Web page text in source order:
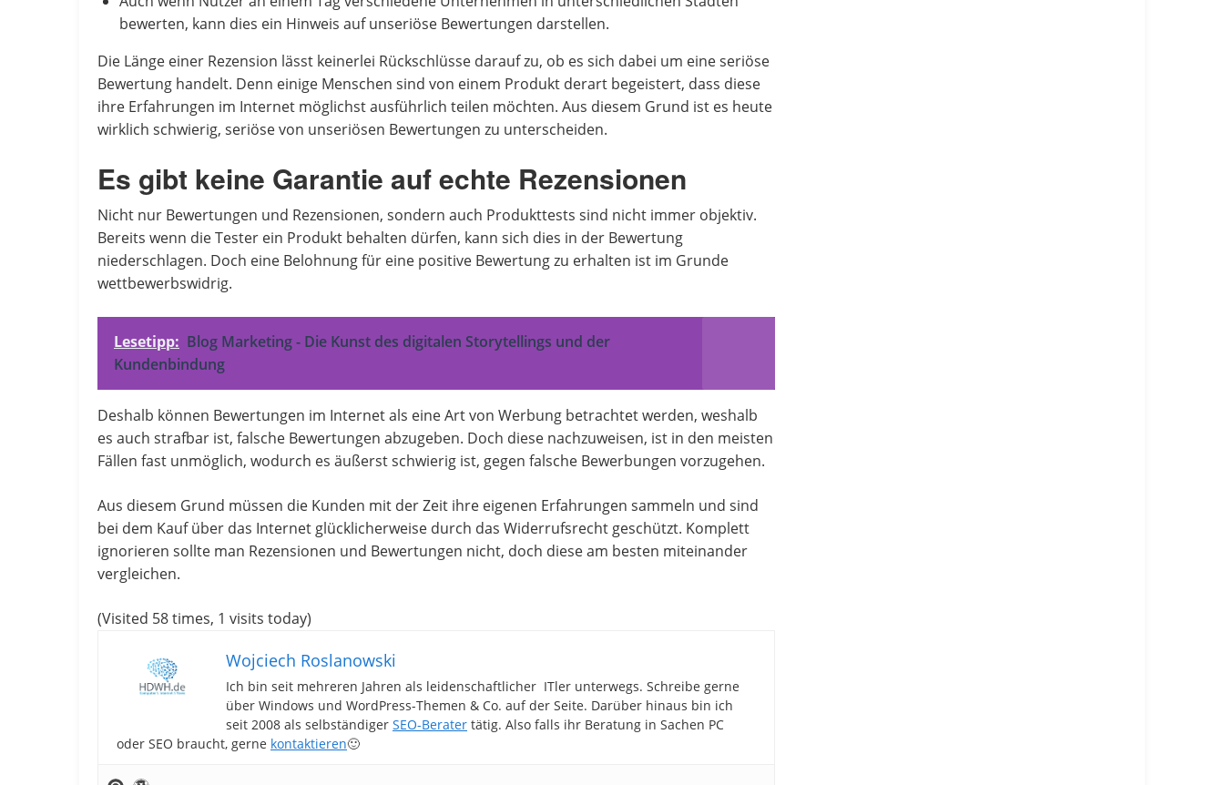
bewerten, kann dies ein Hinweis auf unseriöse Bewertungen darstellen.
Die Länge einer Rezension lässt keinerlei Rückschlüsse darauf zu, ob es sich dabei um eine seriöse
Bewertung handelt. Denn einige Menschen sind von einem Produkt derart begeistert, dass diese
ihre Erfahrungen im Internet möglichst ausführlich teilen möchten. Aus diesem Grund ist es heute
wirklich schwierig, seriöse von unseriösen Bewertungen zu unterscheiden.
Es gibt keine Garantie auf echte Rezensionen
Nicht nur Bewertungen und Rezensionen, sondern auch Produkttests sind nicht immer objektiv.
Bereits wenn die Tester ein Produkt behalten dürfen, kann sich dies in der Bewertung
niederschlagen. Doch eine Belohnung für eine positive Bewertung zu erhalten ist im Grunde
wettbewerbswidrig.
Lesetipp: Blog Marketing - Die Kunst des digitalen Storytellings und der
Kundenbindung
Deshalb können Bewertungen im Internet als eine Art von Werbung betrachtet werden, weshalb
es auch strafbar ist, falsche Bewertungen abzugeben. Doch diese nachzuweisen, ist in den meisten
Fällen fast unmöglich, wodurch es äußerst schwierig ist, gegen falsche Bewerbungen vorzugehen.
Aus diesem Grund müssen die Kunden mit der Zeit ihre eigenen Erfahrungen sammeln und sind
bei dem Kauf über das Internet glücklicherweise durch das Widerrufsrecht geschützt. Komplett
ignorieren sollte man Rezensionen und Bewertungen nicht, doch diese am besten miteinander
vergleichen.
(Visited 58 times, 1 visits today)
Wojciech Roslanowski
Ich bin seit mehreren Jahren als leidenschaftlicher ITler unterwegs. Schreibe gerne
über Windows und WordPress-Themen & Co. auf der Seite. Darüber hinaus bin ich
seit 2008 als selbständiger SEO-Berater tätig. Also falls ihr Beratung in Sachen PC
oder SEO braucht, gerne kontaktieren🙂